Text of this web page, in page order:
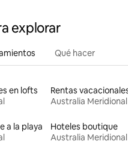
explorar
Qué hacer
en lofts
Australia Meridional
a la playa
Hoteles boutique
Australia Meridional